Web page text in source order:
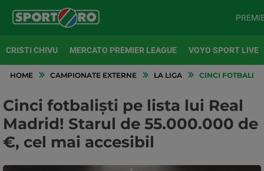
CRISTI CHIVU MERCATO PREMIER LEAGUE VOYO SPORT LIVE
HOME CAMPIONATE EXTERNE LA LIGA CINCI
Cinci fotbaliști pe lista lui Real
Madrid! Starul de 55.000.000 de
€, cel mai accesibil